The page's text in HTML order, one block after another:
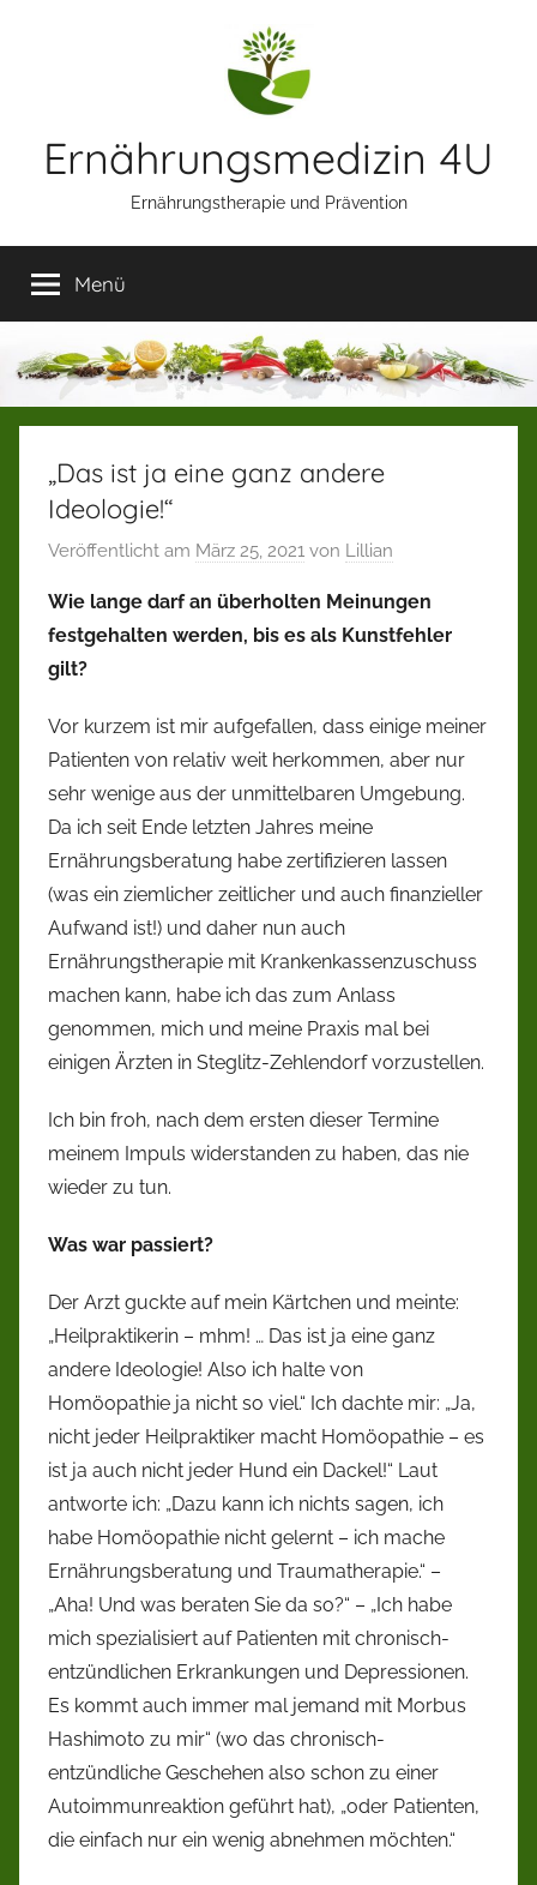
Ernährungsmedizin 4U
Ernährungstherapie und Prävention
Menü
„Das ist ja eine ganz andere
Ideologie!“
Veröffentlicht am März 25, 2021 von Lillian
Wie lange darf an überholten Meinungen
festgehalten werden, bis es als Kunstfehler
gilt?
Vor kurzem ist mir aufgefallen, dass einige meiner
Patienten von relativ weit herkommen, aber nur
sehr wenige aus der unmittelbaren Umgebung.
Da ich seit Ende letzten Jahres meine
Ernährungsberatung habe zertifizieren lassen
(was ein ziemlicher zeitlicher und auch finanzieller
Aufwand ist!) und daher nun auch
Ernährungstherapie mit Krankenkassenzuschuss
machen kann, habe ich das zum Anlass
genommen, mich und meine Praxis mal bei
einigen Ärzten in Steglitz-Zehlendorf vorzustellen.
Ich bin froh, nach dem ersten dieser Termine
meinem Impuls widerstanden zu haben, das nie
wieder zu tun.
Was war passiert?
Der Arzt guckte auf mein Kärtchen und meinte:
„Heilpraktikerin – mhm! … Das ist ja eine ganz
andere Ideologie! Also ich halte von
Homöopathie ja nicht so viel.“ Ich dachte mir: „Ja,
nicht jeder Heilpraktiker macht Homöopathie – es
ist ja auch nicht jeder Hund ein Dackel!“ Laut
antworte ich: „Dazu kann ich nichts sagen, ich
habe Homöopathie nicht gelernt – ich mache
Ernährungsberatung und Traumatherapie.“ –
„Aha! Und was beraten Sie da so?“ – „Ich habe
mich spezialisiert auf Patienten mit chronisch-
entzündlichen Erkrankungen und Depressionen.
Es kommt auch immer mal jemand mit Morbus
Hashimoto zu mir“ (wo das chronisch-
entzündliche Geschehen also schon zu einer
Autoimmunreaktion geführt hat), „oder Patienten,
die einfach nur ein wenig abnehmen möchten.“